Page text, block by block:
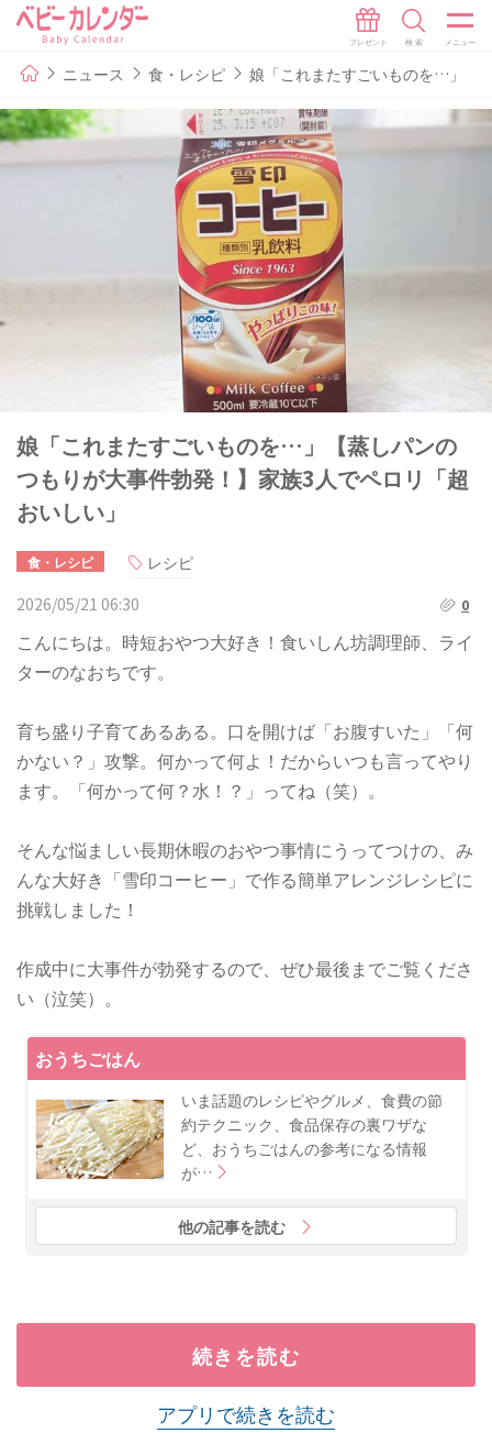
ニュース 食・レシピ 娘「これまたすごいものを…」【
娘「これまたすごいものを…」【蒸しパンの
つもりが大事件勃発！】家族3人でペロリ「超
おいしい」
食・レシピ
レシピ
2026/05/21 06:30
0
こんにちは。時短おやつ大好き！食いしん坊調理師、ライ
ターのなおちです。
育ち盛り子育てあるある。口を開けば「お腹すいた」「何
かない？」攻撃。何かって何よ！だからいつも言ってやり
ます。「何かって何？水！？」ってね（笑）。
そんな悩ましい長期休暇のおやつ事情にうってつけの、み
んな大好き「雪印コーヒー」で作る簡単アレンジレシピに
挑戦しました！
作成中に大事件が勃発するので、ぜひ最後までご覧くださ
い（泣笑）。
おうちごはん
いま話題のレシピやグルメ、食費の節
約テクニック、食品保存の裏ワザな
ど、おうちごはんの参考になる情報
が…
他の記事を読む
続きを読む
アプリで続きを読む